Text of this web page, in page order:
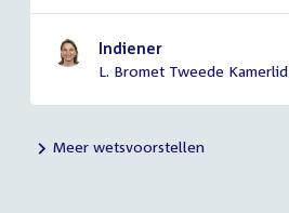
Indiener
L. Bromet Tweede Kamerlid
Meer wetsvoorstellen